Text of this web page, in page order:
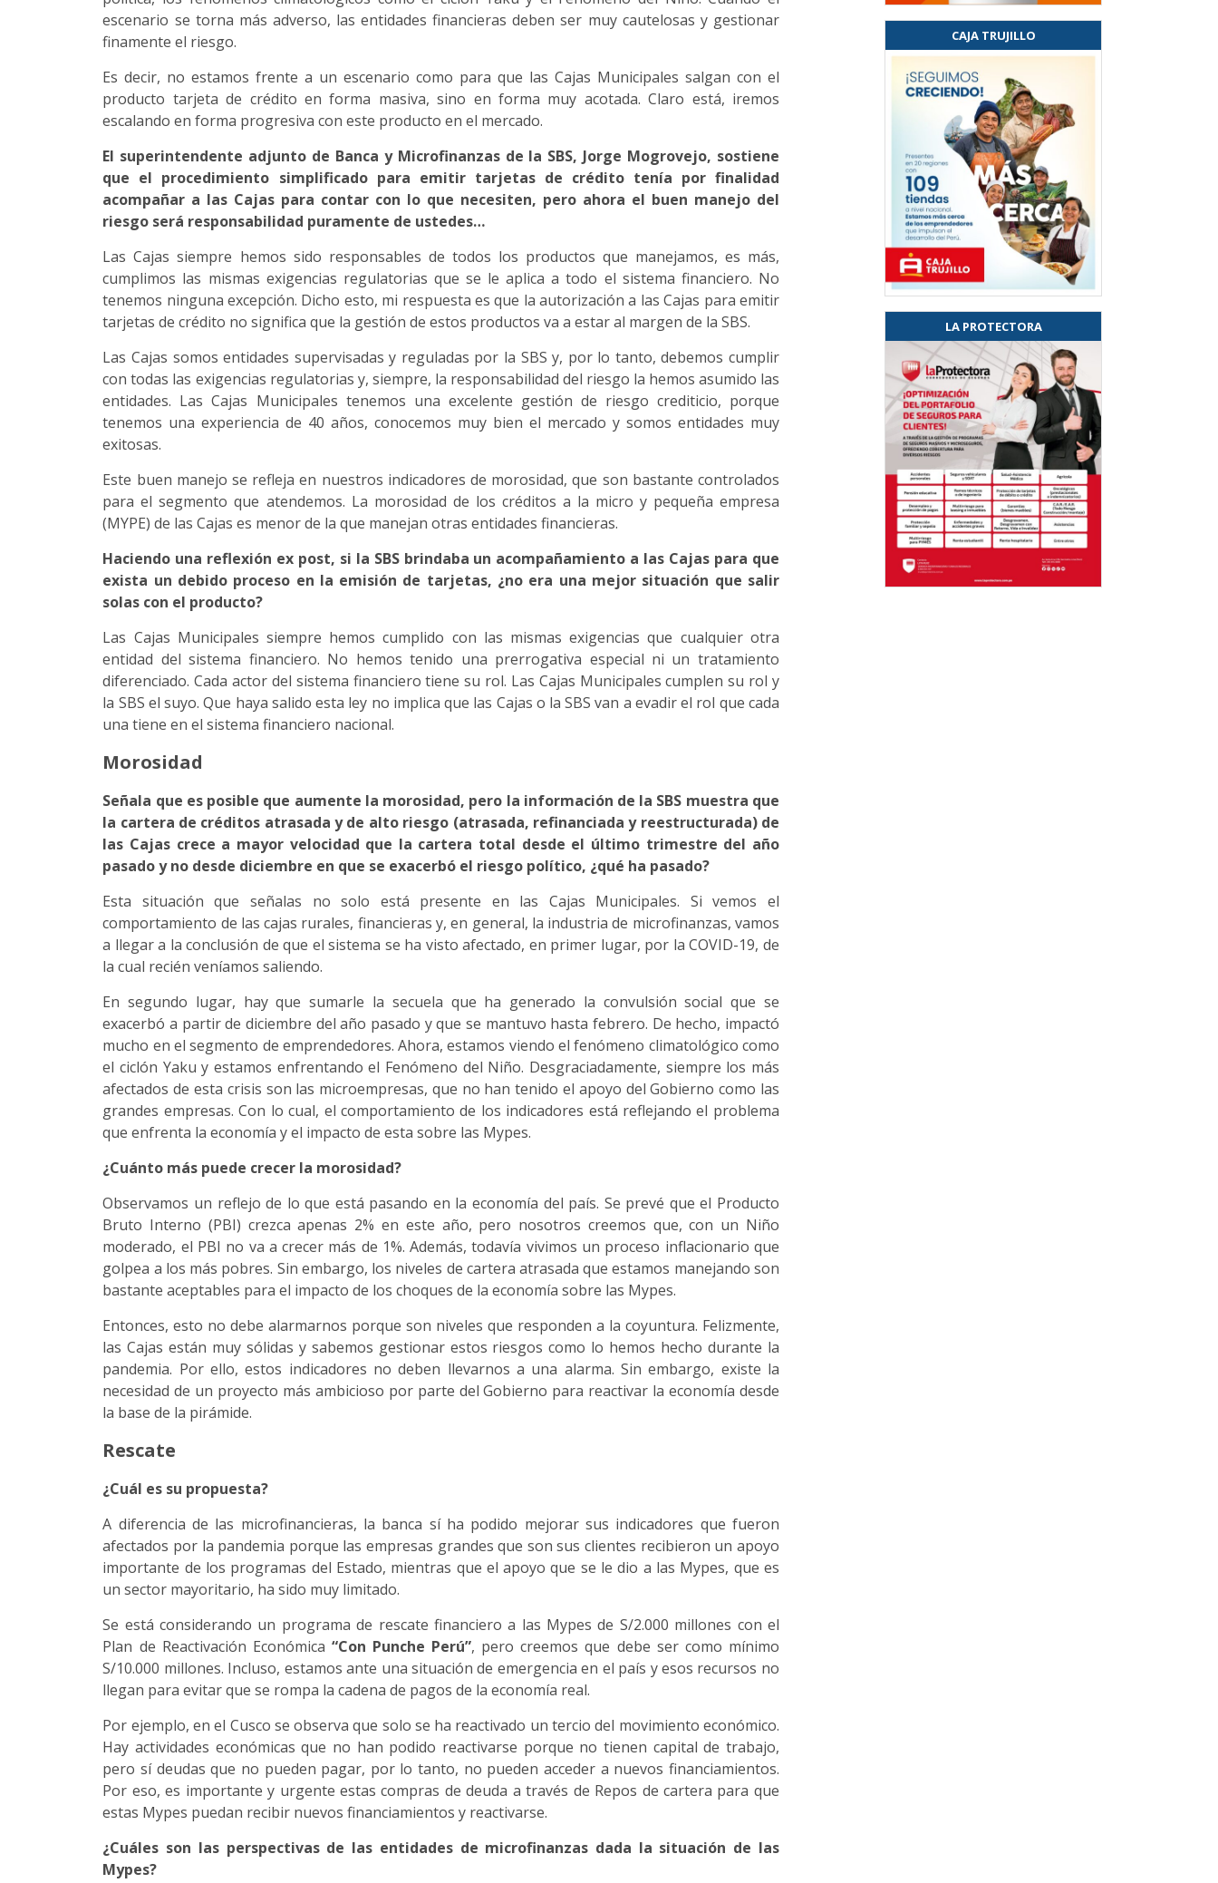
escenario se torna más adverso, las entidades financieras deben ser muy cautelosas y gestionar
finamente el riesgo.
Es decir, no estamos frente a un escenario como para que las Cajas Municipales salgan con el
producto tarjeta de crédito en forma masiva, sino en forma muy acotada. Claro está, iremos
escalando en forma progresiva con este producto en el mercado.
El superintendente adjunto de Banca y Microfinanzas de la SBS, Jorge Mogrovejo, sostiene
que el procedimiento simplificado para emitir tarjetas de crédito tenía por finalidad
acompañar a las Cajas para contar con lo que necesiten, pero ahora el buen manejo del
riesgo será responsabilidad puramente de ustedes…
Las Cajas siempre hemos sido responsables de todos los productos que manejamos, es más,
cumplimos las mismas exigencias regulatorias que se le aplica a todo el sistema financiero. No
tenemos ninguna excepción. Dicho esto, mi respuesta es que la autorización a las Cajas para emitir
tarjetas de crédito no significa que la gestión de estos productos va a estar al margen de la SBS.
Las Cajas somos entidades supervisadas y reguladas por la SBS y, por lo tanto, debemos cumplir
con todas las exigencias regulatorias y, siempre, la responsabilidad del riesgo la hemos asumido las
entidades. Las Cajas Municipales tenemos una excelente gestión de riesgo crediticio, porque
tenemos una experiencia de 40 años, conocemos muy bien el mercado y somos entidades muy
exitosas.
Este buen manejo se refleja en nuestros indicadores de morosidad, que son bastante controlados
para el segmento que atendemos. La morosidad de los créditos a la micro y pequeña empresa
(MYPE) de las Cajas es menor de la que manejan otras entidades financieras.
Haciendo una reflexión ex post, si la SBS brindaba un acompañamiento a las Cajas para que
exista un debido proceso en la emisión de tarjetas, ¿no era una mejor situación que salir
solas con el producto?
Las Cajas Municipales siempre hemos cumplido con las mismas exigencias que cualquier otra
entidad del sistema financiero. No hemos tenido una prerrogativa especial ni un tratamiento
diferenciado. Cada actor del sistema financiero tiene su rol. Las Cajas Municipales cumplen su rol y
la SBS el suyo. Que haya salido esta ley no implica que las Cajas o la SBS van a evadir el rol que cada
una tiene en el sistema financiero nacional.
Morosidad
Señala que es posible que aumente la morosidad, pero la información de la SBS muestra que
la cartera de créditos atrasada y de alto riesgo (atrasada, refinanciada y reestructurada) de
las Cajas crece a mayor velocidad que la cartera total desde el último trimestre del año
pasado y no desde diciembre en que se exacerbó el riesgo político, ¿qué ha pasado?
Esta situación que señalas no solo está presente en las Cajas Municipales. Si vemos el
comportamiento de las cajas rurales, financieras y, en general, la industria de microfinanzas, vamos
a llegar a la conclusión de que el sistema se ha visto afectado, en primer lugar, por la COVID-19, de
la cual recién veníamos saliendo.
En segundo lugar, hay que sumarle la secuela que ha generado la convulsión social que se
exacerbó a partir de diciembre del año pasado y que se mantuvo hasta febrero. De hecho, impactó
mucho en el segmento de emprendedores. Ahora, estamos viendo el fenómeno climatológico como
el ciclón Yaku y estamos enfrentando el Fenómeno del Niño. Desgraciadamente, siempre los más
afectados de esta crisis son las microempresas, que no han tenido el apoyo del Gobierno como las
grandes empresas. Con lo cual, el comportamiento de los indicadores está reflejando el problema
que enfrenta la economía y el impacto de esta sobre las Mypes.
¿Cuánto más puede crecer la morosidad?
Observamos un reflejo de lo que está pasando en la economía del país. Se prevé que el Producto
Bruto Interno (PBI) crezca apenas 2% en este año, pero nosotros creemos que, con un Niño
moderado, el PBI no va a crecer más de 1%. Además, todavía vivimos un proceso inflacionario que
golpea a los más pobres. Sin embargo, los niveles de cartera atrasada que estamos manejando son
bastante aceptables para el impacto de los choques de la economía sobre las Mypes.
Entonces, esto no debe alarmarnos porque son niveles que responden a la coyuntura. Felizmente,
las Cajas están muy sólidas y sabemos gestionar estos riesgos como lo hemos hecho durante la
pandemia. Por ello, estos indicadores no deben llevarnos a una alarma. Sin embargo, existe la
necesidad de un proyecto más ambicioso por parte del Gobierno para reactivar la economía desde
la base de la pirámide.
Rescate
¿Cuál es su propuesta?
A diferencia de las microfinancieras, la banca sí ha podido mejorar sus indicadores que fueron
afectados por la pandemia porque las empresas grandes que son sus clientes recibieron un apoyo
importante de los programas del Estado, mientras que el apoyo que se le dio a las Mypes, que es
un sector mayoritario, ha sido muy limitado.
Se está considerando un programa de rescate financiero a las Mypes de S/2.000 millones con el
Plan de Reactivación Económica “Con Punche Perú”, pero creemos que debe ser como mínimo
S/10.000 millones. Incluso, estamos ante una situación de emergencia en el país y esos recursos no
llegan para evitar que se rompa la cadena de pagos de la economía real.
Por ejemplo, en el Cusco se observa que solo se ha reactivado un tercio del movimiento económico.
Hay actividades económicas que no han podido reactivarse porque no tienen capital de trabajo,
pero sí deudas que no pueden pagar, por lo tanto, no pueden acceder a nuevos financiamientos.
Por eso, es importante y urgente estas compras de deuda a través de Repos de cartera para que
estas Mypes puedan recibir nuevos financiamientos y reactivarse.
¿Cuáles son las perspectivas de las entidades de microfinanzas dada la situación de las
Mypes?
CAJA TRUJILLO
LA PROTECTORA